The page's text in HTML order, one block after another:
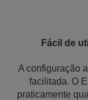
Fácil de
A configuração
facilitada. O
praticamente